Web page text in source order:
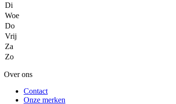
Di
Woe
Do
Vrij
Za
Zo
Over ons
Contact
Onze merken